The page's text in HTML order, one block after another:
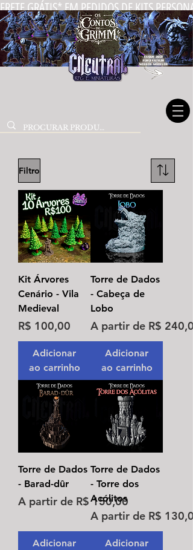
FRETE GRÁTIS* EM PEDIDOS DE KITS
Filtro
Kit Árvores
Cenário - Vila
Medieval
Preço
R$ 100,00
Adicionar
ao carrinho
Torre de Dados
- Cabeça de
Lobo
A partir de R$
Preço promocional
Adicionar
ao carrinho
Torre de Dados
- Barad-dûr
A partir de R$ 150,00
Preço promocional
Adicionar
Torre de Dados
- Torre dos
Acólitos
A partir de R$
Preço promocional
Adicionar